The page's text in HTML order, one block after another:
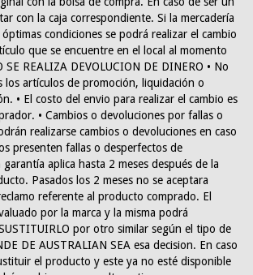
con la caja correspondiente. Si la mercadería
condiciones se podrá realizar el cambio
que se encuentre en el local al momento
SE REALIZA DEVOLUCION DE DINERO • No
los artículos de promoción, liquidación o
• El costo del envio para realizar el cambio es
• Cambios o devoluciones por fallas o
realizarse cambios o devoluciones en caso
presenten fallas o desperfectos de
aplica hasta 2 meses después de la
Pasados los 2 meses no se aceptara
referente al producto comprado. El
por la marca y la misma podrá
por otro similar según el tipo de
DE AUSTRALIAN SEA esa decision. En caso
el producto y este ya no esté disponible